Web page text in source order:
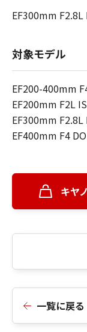
EF300mm F2.8L
対象モデル
EF200-400mm
EF200mm F2L
EF300mm F2.8L
EF400mm F4
キヤ
一覧に戻る